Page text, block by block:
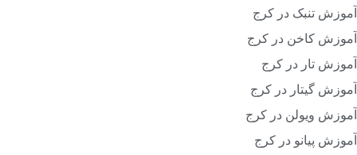
آموزش تنبک در کرج
آموزش کاخن در کرج
آموزش تار در کرج
آموزش گیتار در کرج
آموزش ویولن در کرج
آموزش پیانو در کرج